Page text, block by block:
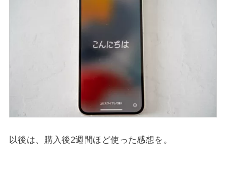
以後は、購入後2週間ほど使った感想を。